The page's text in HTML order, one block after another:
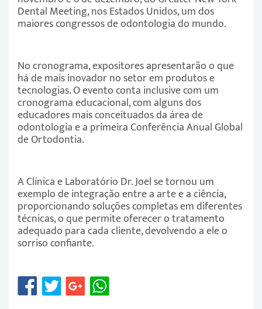
Dental Meeting, nos Estados Unidos, um dos
maiores congressos de odontologia do mundo.
No cronograma, expositores apresentarão o que
há de mais inovador no setor em produtos e
tecnologias. O evento conta inclusive com um
cronograma educacional, com alguns dos
educadores mais conceituados da área de
odontologia e a primeira Conferência Anual Global
de Ortodontia.
A Clínica e Laboratório Dr. Joel se tornou um
exemplo de integração entre a arte e a ciência,
proporcionando soluções completas em diferentes
técnicas, o que permite oferecer o tratamento
adequado para cada cliente, devolvendo a ele o
sorriso confiante.